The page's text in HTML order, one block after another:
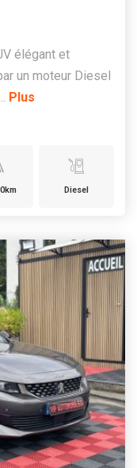
élégant et
un moteur Diesel
Plus
Diesel